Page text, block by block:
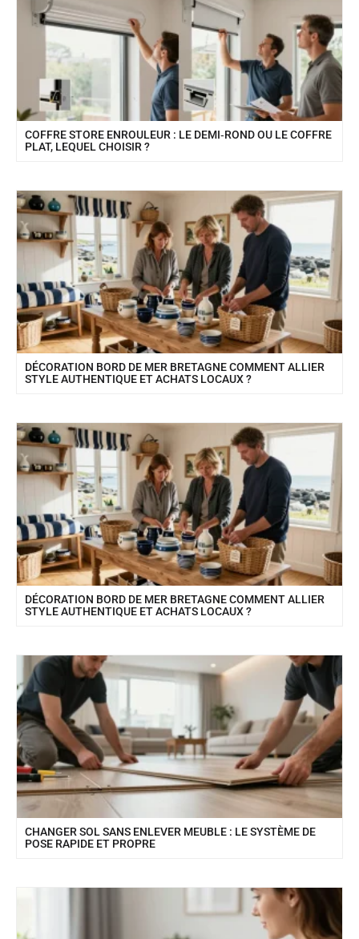
COFFRE STORE ENROULEUR : LE DEMI‑ROND OU LE COFFRE
PLAT, LEQUEL CHOISIR ?
DÉCORATION BORD DE MER BRETAGNE COMMENT ALLIER
STYLE AUTHENTIQUE ET ACHATS LOCAUX ?
DÉCORATION BORD DE MER BRETAGNE COMMENT ALLIER
STYLE AUTHENTIQUE ET ACHATS LOCAUX ?
CHANGER SOL SANS ENLEVER MEUBLE : LE SYSTÈME DE
POSE RAPIDE ET PROPRE